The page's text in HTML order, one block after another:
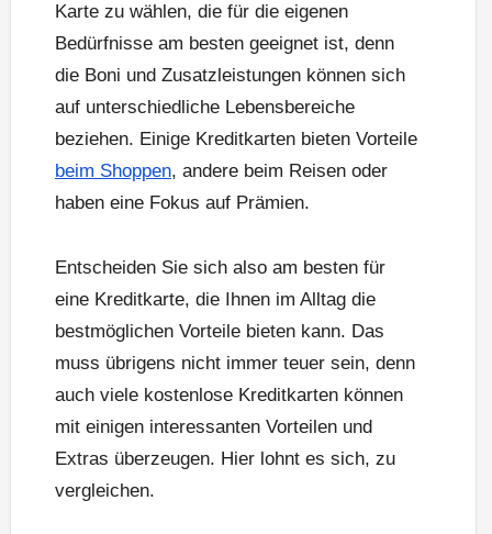
Karte zu wählen, die für die eigenen
Bedürfnisse am besten geeignet ist, denn
die Boni und Zusatzleistungen können sich
auf unterschiedliche Lebensbereiche
beziehen. Einige Kreditkarten bieten Vorteile
beim Shoppen, andere beim Reisen oder
haben eine Fokus auf Prämien.
Entscheiden Sie sich also am besten für
eine Kreditkarte, die Ihnen im Alltag die
bestmöglichen Vorteile bieten kann. Das
muss übrigens nicht immer teuer sein, denn
auch viele kostenlose Kreditkarten können
mit einigen interessanten Vorteilen und
Extras überzeugen. Hier lohnt es sich, zu
vergleichen.